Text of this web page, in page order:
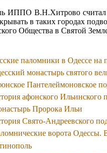
ИППО В.Н.Хитрово считал
в таких городах
Общества в Святой
паломники в Одессе
монастырь святого
Пантелеймоновское
афонского Ильинского
Пророка Ильи
Свято-Андреевского
ворота Одессы.